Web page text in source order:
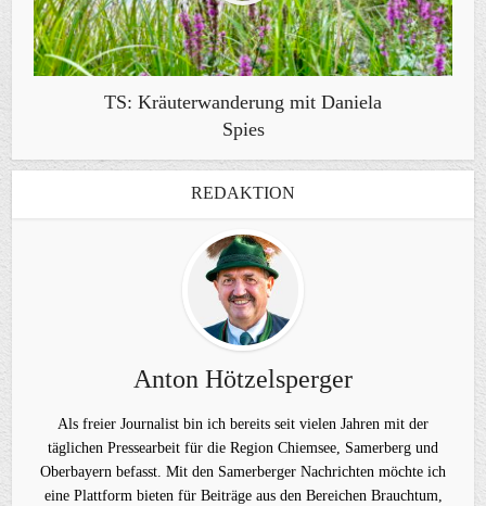
TS: Kräuterwanderung mit Daniela
Spies
REDAKTION
Anton Hötzelsperger
Als freier Journalist bin ich bereits seit vielen Jahren mit der
täglichen Pressearbeit für die Region Chiemsee, Samerberg und
Oberbayern befasst. Mit den Samerberger Nachrichten möchte ich
eine Plattform bieten für Beiträge aus den Bereichen Brauchtum,